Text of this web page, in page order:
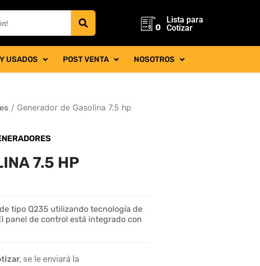
0
Lista para
Cotizar
USADOS POST VENTA NOSOTROS
/ Generador de Gasolina 7.5 hp
7.5 HP
tipo Q235 utilizando tecnología de
panel de control está integrado con
, se le enviará la